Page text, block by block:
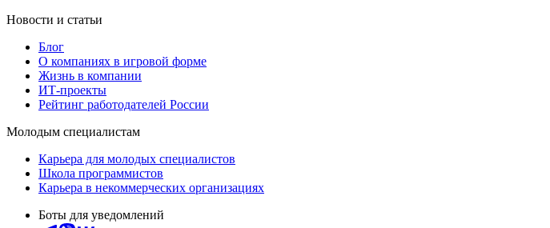
Новости и статьи
Блог
О компаниях в игровой форме
Жизнь в компании
ИТ-проекты
Рейтинг работодателей России
Молодым специалистам
Карьера для молодых специалистов
Школа программистов
Карьера в некоммерческих организациях
Боты для уведомлений